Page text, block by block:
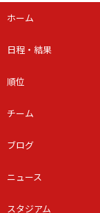
ホーム
日程・結果
順位
チーム
ブログ
ニュース
スタジアム